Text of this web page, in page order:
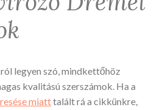
legyen szó, mindkettőhöz
kvalitású szerszámok. Ha a
miatttalált rá a cikkünkre,